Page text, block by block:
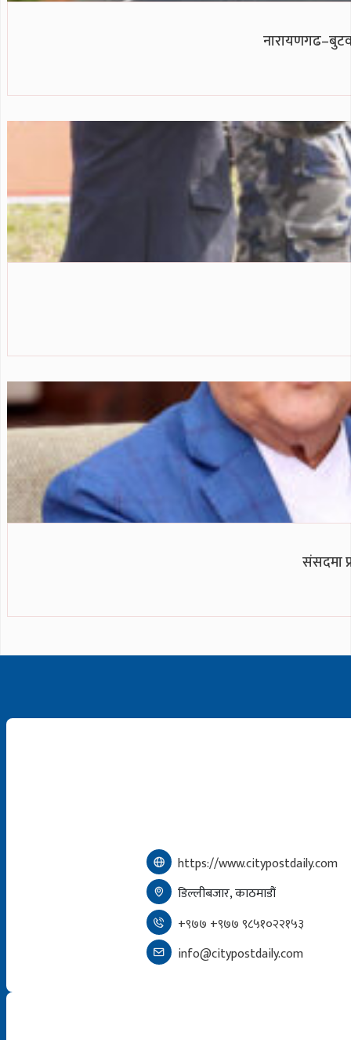
संसदमा
https://www.citypostdaily.com
डिल्लीबजार, काठमाडौं
+९७७ +९७७ ९८५१०२२१५३
info@citypostdaily.com